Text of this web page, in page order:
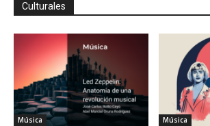
Culturales
Música Música